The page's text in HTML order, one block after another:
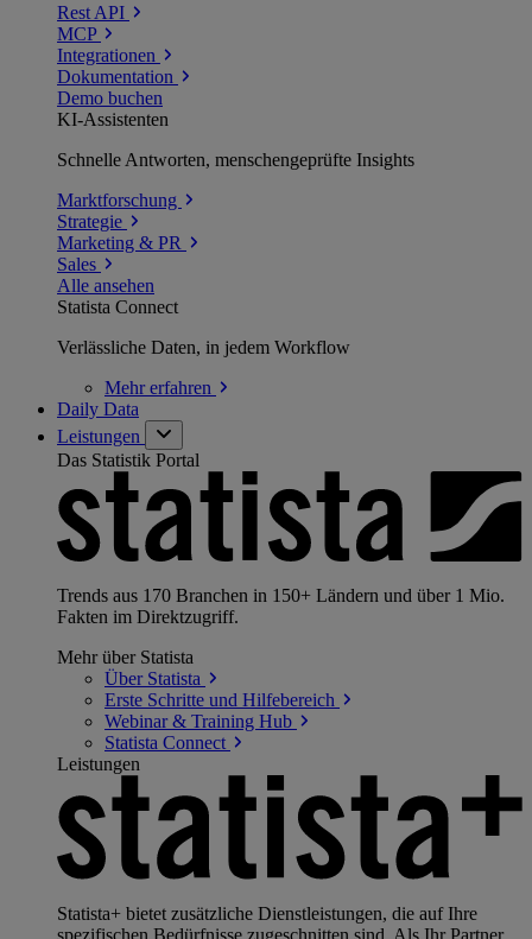
Rest API
MCP
Integrationen
Dokumentation
Demo buchen
KI-Assistenten
Schnelle Antworten, menschengeprüfte Insights
Marktforschung
Strategie
Marketing & PR
Sales
Alle ansehen
Statista Connect
Verlässliche Daten, in jedem Workflow
Mehrerfahren
Daily Data
Leistungen
Das Statistik Portal
Trends aus 170 Branchen in 150+ Ländern und über 1 Mio.
Fakten im Direktzugriff.
Mehr über Statista
Über Statista
Erste Schritte und Hilfebereich
Webinar & Training Hub
Statista Connect
Leistungen
Statista+ bietet zusätzliche Dienstleistungen, die auf Ihre
spezifischen Bedürfnisse zugeschnitten sind. Als Ihr Partner